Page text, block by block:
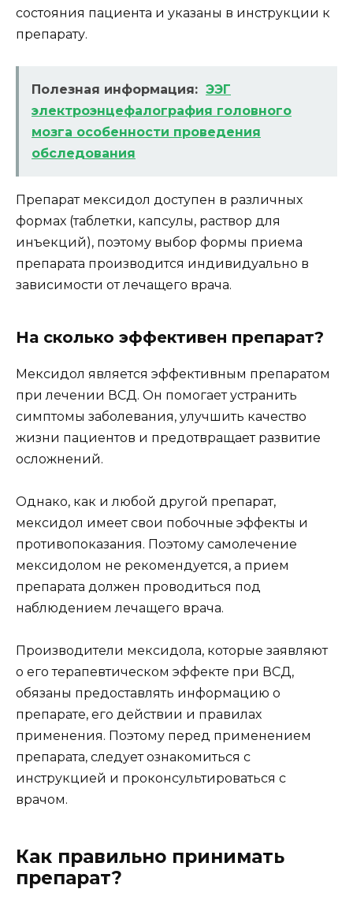
состояния пациента и указаны в инструкции к
препарату.
Полезная информация: ЭЭГ
электроэнцефалография головного
мозга особенности проведения
обследования
Препарат мексидол доступен в различных
формах (таблетки, капсулы, раствор для
инъекций), поэтому выбор формы приема
препарата производится индивидуально в
зависимости от лечащего врача.
На сколько эффективен препарат?
Мексидол является эффективным препаратом
при лечении ВСД. Он помогает устранить
симптомы заболевания, улучшить качество
жизни пациентов и предотвращает развитие
осложнений.
Однако, как и любой другой препарат,
мексидол имеет свои побочные эффекты и
противопоказания. Поэтому самолечение
мексидолом не рекомендуется, а прием
препарата должен проводиться под
наблюдением лечащего врача.
Производители мексидола, которые заявляют
о его терапевтическом эффекте при ВСД,
обязаны предоставлять информацию о
препарате, его действии и правилах
применения. Поэтому перед применением
препарата, следует ознакомиться с
инструкцией и проконсультироваться с
врачом.
Как правильно принимать
препарат?